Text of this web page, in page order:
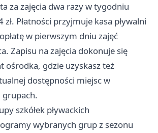
za zajęcia dwa razy w tygodniu
zł. Płatności przyjmuje kasa pływalni
w pierwszym dniu zajęć
Zapisu na zajęcia dokonuje się
ośrodka, gdzie uzyskasz też
dostępności miejsc w
grupach.
szkółek pływackich
wybranych grup z sezonu